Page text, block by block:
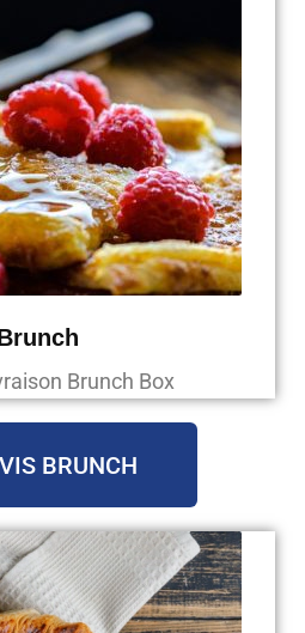
Brunch Box
BRUNCH